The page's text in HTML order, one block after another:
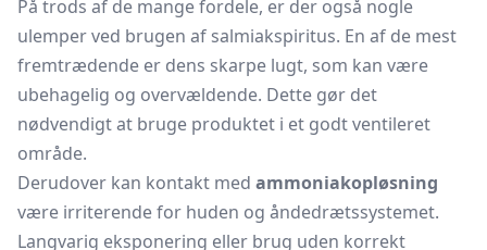
På trods af de mange fordele, er der også nogle
ulemper ved brugen af salmiakspiritus. En af de mest
fremtrædende er dens skarpe lugt, som kan være
ubehagelig og overvældende. Dette gør det
nødvendigt at bruge produktet i et godt ventileret
område.
Derudover kan kontakt med ammoniakopløsning
være irriterende for huden og åndedrætssystemet.
Langvarig eksponering eller brug uden korrekt